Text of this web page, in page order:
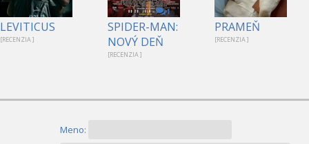
LEVITICUS
[RECENZIA ]
1
SPIDER-MAN:
NOVÝ DEŇ
[RECENZIA ]
PRAMEŇ
[RECENZIA ]
Meno: